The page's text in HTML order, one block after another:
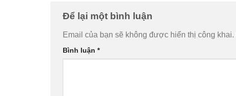
Để lại một bình luận
Email của bạn sẽ không được hiển thị công khai.
Bình luận *